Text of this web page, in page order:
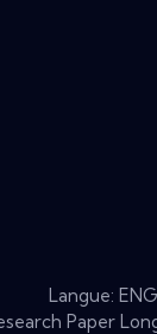
Langue: ENG
Paper